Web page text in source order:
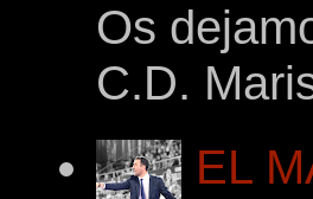
Os
C.D.
EL